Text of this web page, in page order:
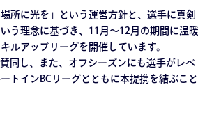
所に光を」という運営方針と、選手に真剣
う理念に基づき、11月～12月の期間に温暖
ルアップリーグを開催しています。
同し、また、オフシーズンにも選手がレベ
トインBCリーグとともに本提携を結ぶこと